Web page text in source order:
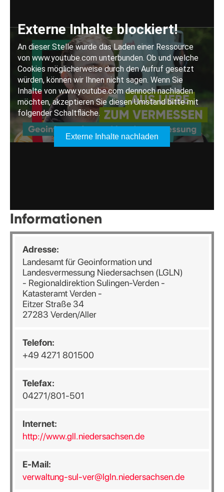
Informationen
Adresse:
Landesamt für Geoinformation und
Landesvermessung Niedersachsen (LGLN)
- Regionaldirektion Sulingen-Verden -
Katasteramt Verden -
Eitzer Straße 34
27283 Verden/Aller
Telefon:
+49 4271 801500
Telefax:
04271/801-501
Internet:
http://www.gll.niedersachsen.de
E-Mail:
verwaltung-sul-ver@lgln.niedersachsen.de